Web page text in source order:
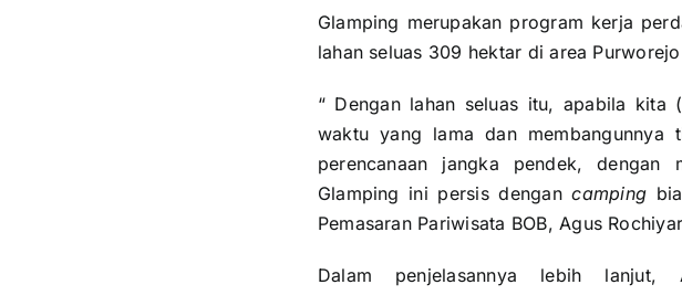
Glamping merupakan program kerja
lahan seluas 309 hektar di area
“ Dengan lahan seluas itu, apabila kita
waktu yang lama dan
perencanaan jangka pendek, dengan
Glamping ini persis dengancamping
Pemasaran Pariwisata BOB, Agus
Dalam penjelasannya lebih lanjut,